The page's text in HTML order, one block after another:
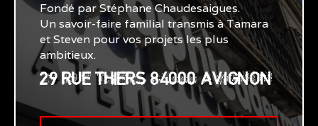
Fondé par Stéphane Chaudesaigues.
Un savoir-faire familial transmis à Tamara
et Steven pour vos projets les plus
ambitieux.
29 RUE THIERS 84000 AVIGNON